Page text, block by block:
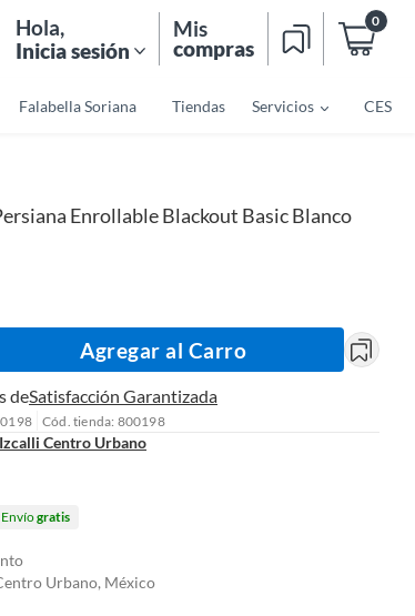
Hola,
Inicia sesión
Mis
compras
0
Falabella Soriana Tiendas Servicios CES
Enrollable Blackout Basic Blanco
Agregar al Carro
deSatisfacción Garantizada
Cód. tienda: 800198
Centro Urbano
Envíogratis
Urbano, México